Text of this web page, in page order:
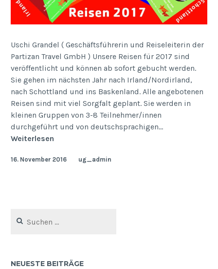
Uschi Grandel ( Geschäftsführerin und Reiseleiterin der
Partizan Travel GmbH ) Unsere Reisen für 2017 sind
veröffentlicht und können ab sofort gebucht werden.
Sie gehen im nächsten Jahr nach Irland/Nordirland,
nach Schottland und ins Baskenland. Alle angebotenen
Reisen sind mit viel Sorgfalt geplant. Sie werden in
kleinen Gruppen von 3-8 Teilnehmer/innen
durchgeführt und von deutschsprachigen…
Weiterlesen
16. November 2016 ug_admin
nach:
NEUESTE BEITRÄGE